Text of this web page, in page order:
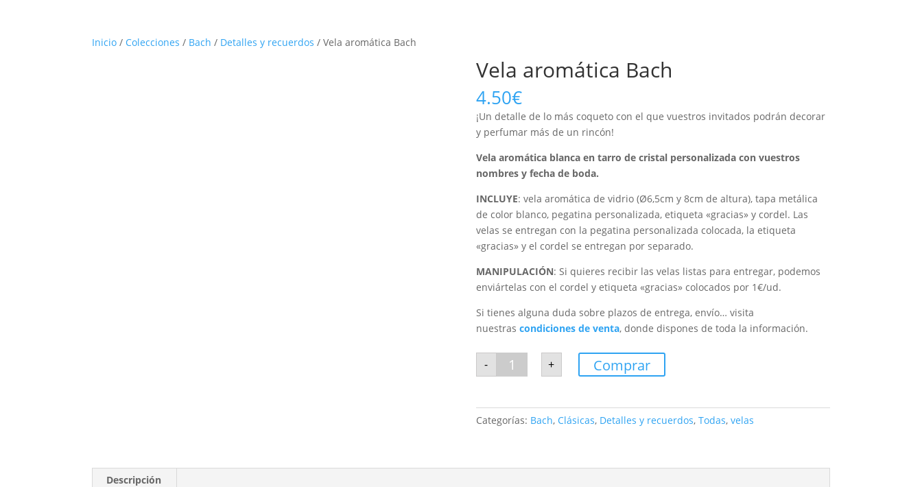
Inicio / Colecciones / Bach / Detalles y recuerdos / Vela aromática Bach
Vela aromática Bach
4.50€
¡Un detalle de lo más coqueto con el que vuestros invitados podrán decorar
y perfumar más de un rincón!
Vela aromática blanca en tarro de cristal personalizada con vuestros
nombres y fecha de boda.
INCLUYE: vela aromática de vidrio (Ø6,5cm y 8cm de altura), tapa metálica
de color blanco, pegatina personalizada, etiqueta «gracias» y cordel. Las
velas se entregan con la pegatina personalizada colocada, la etiqueta
«gracias» y el cordel se entregan por separado.
MANIPULACIÓN: Si quieres recibir las velas listas para entregar, podemos
enviártelas con el cordel y etiqueta «gracias» colocados por 1€/ud.
Si tienes alguna duda sobre plazos de entrega, envío… visita
nuestras condiciones de venta, donde dispones de toda la información.
-
Vela
aromática
Bach
+ Comprar
Categorías: Bach, Clásicas, Detalles y recuerdos, Todas, velas
Descripción